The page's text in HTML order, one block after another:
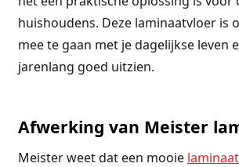
huishoudens. Deze laminaatvloer is
mee te gaan met je dagelijkse leven
jarenlang goed uitzien.
Afwerking van Meister
Meister weet dat een mooie